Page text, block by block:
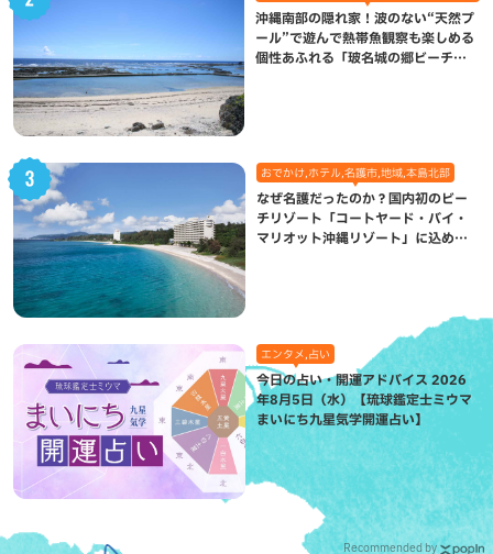
沖縄南部の隠れ家！波のない“天然プ
ール”で遊んで熱帯魚観察も楽しめる
個性あふれる「玻名城の郷ビーチ」
おでかけ,ホテル,名護市,地域,本島北部
なぜ名護だったのか？国内初のビー
チリゾート「コートヤード・バイ・
マリオット沖縄リゾート」に込めら
エンタメ,占い
今日の占い・開運アドバイス 2026
年8月5日（水）【琉球鑑定士ミウマ
まいにち九星気学開運占い】
Recommended by